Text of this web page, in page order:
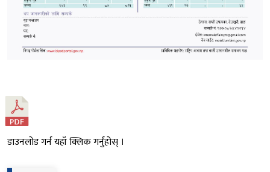
डाउनलोड गर्न यहाँ क्लिक गर्नुहोस् ।